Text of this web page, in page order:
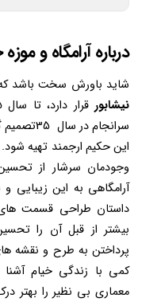
درباره آرامگاه و
شاید باورش سخت باشد که
نیشابور
سرانجام
این حکیم ارجمند تهیه شود.
وجودمان سرشار از
آرامگاهی به این زیبایی
داستان طراحی قسمت
بیشتر از قبل آن را
پرداختن به طرح و نقشه
کمی با زندگی خیام
معماری بی نظیر را بهتر